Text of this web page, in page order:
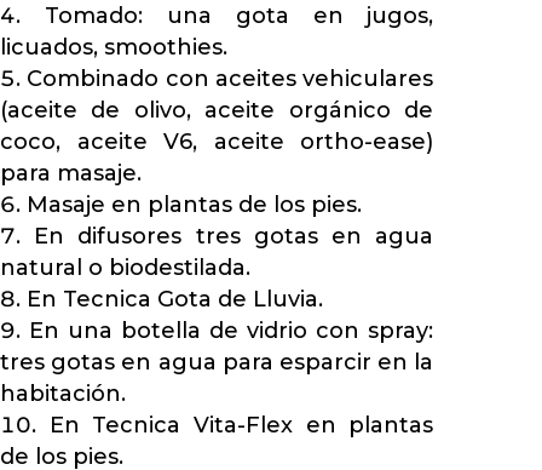
Tomado: una gota en jugos,
licuados, smoothies.
Combinado con aceites vehiculares
(aceite de olivo, aceite orgánico de
coco, aceite V6, aceite ortho-ease)
para masaje.
Masaje en plantas de los pies.
En difusores tres gotas en agua
natural o biodestilada.
En Tecnica Gota de Lluvia.
En una botella de vidrio con spray:
tres gotas en agua para esparcir en la
habitación.
En Tecnica Vita-Flex en plantas
de los pies.